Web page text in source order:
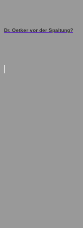
Dr. Oetker vor der Spaltung?